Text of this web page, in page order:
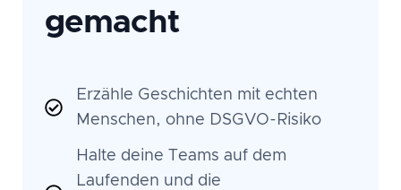
gemacht
Erzähle Geschichten mit echten
Menschen, ohne DSGVO-Risiko
Halte deine Teams auf dem
Laufenden und die